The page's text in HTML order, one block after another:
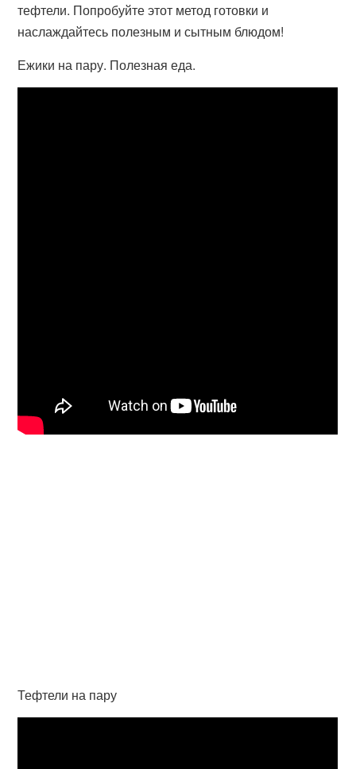
тефтели. Попробуйте этот метод готовки и
наслаждайтесь полезным и сытным блюдом!
Ежики на пару. Полезная еда.
Тефтели на пару